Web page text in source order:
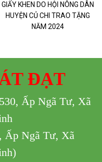
GIẤY KHEN DO HỘI NÔNG DÂN
HUYỆN CỦ CHI TRAO TẶNG
NĂM 2024
ĐẠT
Ấp Ngã Tư, Xã
Ấp Ngã Tư, Xã
)